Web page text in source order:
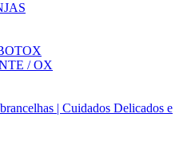
/ OX
| Cuidados Delicados e